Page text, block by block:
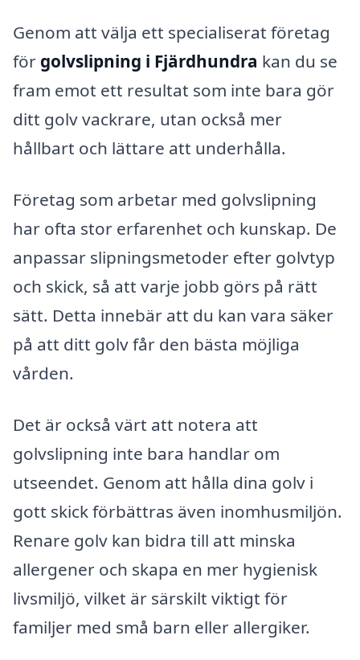
Genom att välja ett specialiserat företag
för golvslipning i Fjärdhundra kan du se
fram emot ett resultat som inte bara gör
ditt golv vackrare, utan också mer
hållbart och lättare att underhålla.
Företag som arbetar med golvslipning
har ofta stor erfarenhet och kunskap. De
anpassar slipningsmetoder efter golvtyp
och skick, så att varje jobb görs på rätt
sätt. Detta innebär att du kan vara säker
på att ditt golv får den bästa möjliga
vården.
Det är också värt att notera att
golvslipning inte bara handlar om
utseendet. Genom att hålla dina golv i
gott skick förbättras även inomhusmiljön.
Renare golv kan bidra till att minska
allergener och skapa en mer hygienisk
livsmiljö, vilket är särskilt viktigt för
familjer med små barn eller allergiker.